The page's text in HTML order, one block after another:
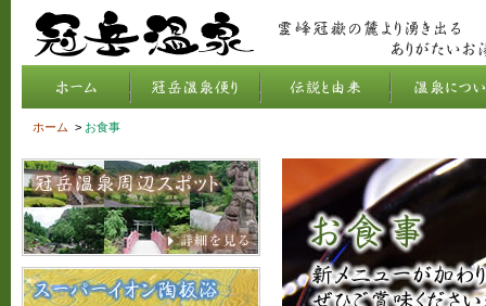
ホーム > お食事